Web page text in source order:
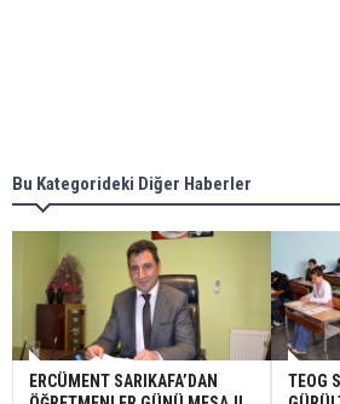
Bu Kategorideki Diğer Haberler
ERCÜMENT SARIKAFA’DAN
TEOG